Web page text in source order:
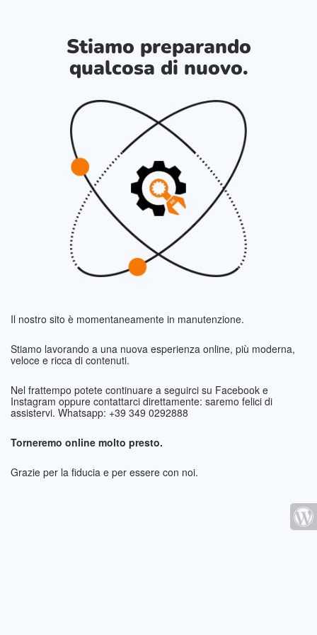
Stiamo preparando
qualcosa di nuovo.
Il nostro sito è momentaneamente in manutenzione.
Stiamo lavorando a una nuova esperienza online, più moderna,
veloce e ricca di contenuti.
Nel frattempo potete continuare a seguirci su Facebook e
Instagram oppure contattarci direttamente: saremo felici di
assistervi. Whatsapp: +39 349 0292888
Torneremo online molto presto.
Grazie per la fiducia e per essere con noi.